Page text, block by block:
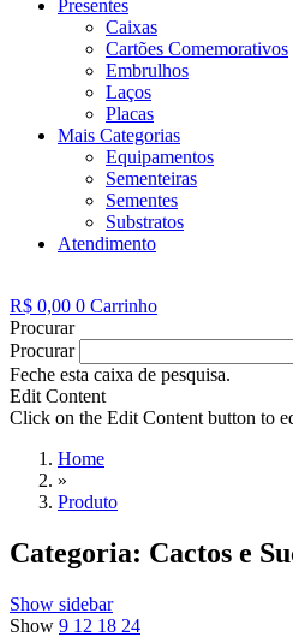
Presentes
Caixas
Cartões Comemorativos
Embrulhos
Laços
Placas
Mais Categorias
Equipamentos
Sementeiras
Sementes
Substratos
Atendimento
R$ 0,00 0 Carrinho
Procurar
Procurar
Feche esta caixa de pesquisa.
Edit Content
Click on the Edit Content button to
Home
»
Produto
Categoria: Cactos e
Show sidebar
Show 9 12 18 24